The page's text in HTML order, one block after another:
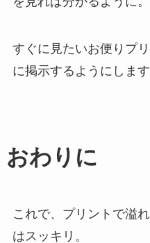
すぐに見たいお便りプ
に掲示するようにしま
おわりに
これで、プリントで溢
はスッキリ。